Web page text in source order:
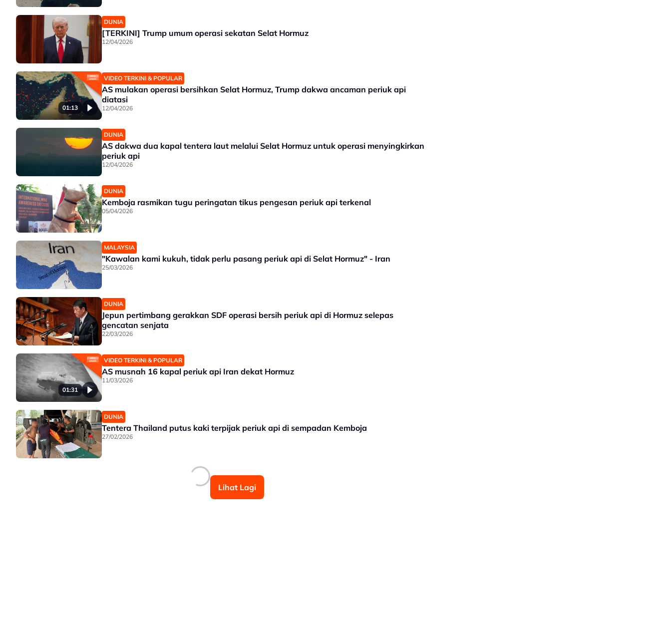
DUNIA
[TERKINI] Trump umum operasi sekatan Selat Hormuz
12/04/2026
01:13
VIDEO TERKINI & POPULAR
AS mulakan operasi bersihkan Selat Hormuz, Trump dakwa ancaman periuk api
diatasi
12/04/2026
DUNIA
AS dakwa dua kapal tentera laut melalui Selat Hormuz untuk operasi menyingkirkan
periuk api
12/04/2026
DUNIA
Kemboja rasmikan tugu peringatan tikus pengesan periuk api terkenal
05/04/2026
MALAYSIA
"Kawalan kami kukuh, tidak perlu pasang periuk api di Selat Hormuz" - Iran
25/03/2026
DUNIA
Jepun pertimbang gerakkan SDF operasi bersih periuk api di Hormuz selepas
gencatan senjata
22/03/2026
01:31
VIDEO TERKINI & POPULAR
AS musnah 16 kapal periuk api Iran dekat Hormuz
11/03/2026
DUNIA
Tentera Thailand putus kaki terpijak periuk api di sempadan Kemboja
27/02/2026
Lihat Lagi